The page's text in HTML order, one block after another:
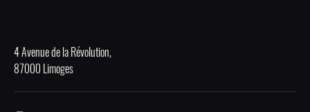
4 Avenue de la Révolution,
87000 Limoges